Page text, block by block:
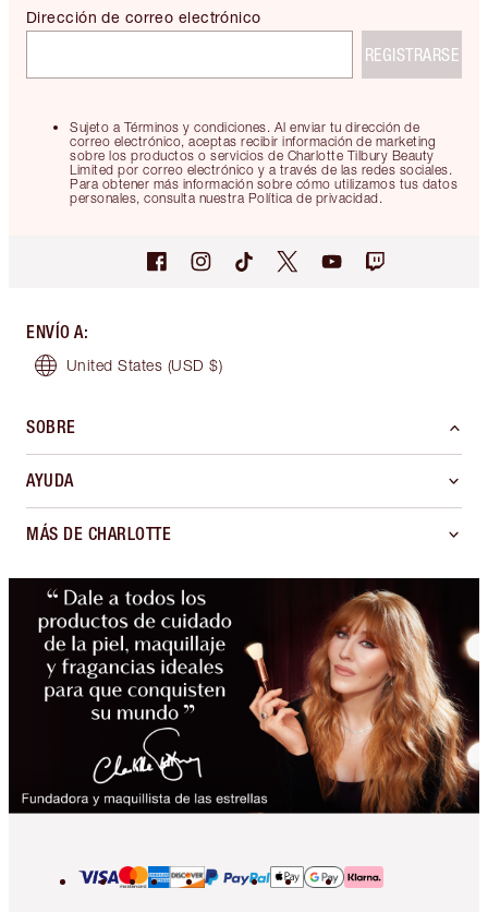
Sujeto a Términos y condiciones. Al enviar tu dirección de
correo electrónico, aceptas recibir información de marketing
sobre los productos o servicios de Charlotte Tilbury Beauty
Limited por correo electrónico y a través de las redes sociales.
Para obtener más información sobre cómo utilizamos tus datos
personales, consulta nuestra Política de privacidad.
Dirección de correo electrónico
REGISTRARSE
ENVÍO A:
United States (USD $)
SOBRE
AYUDA
MÁS DE CHARLOTTE